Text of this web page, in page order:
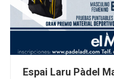
Espai Laru Pàdel